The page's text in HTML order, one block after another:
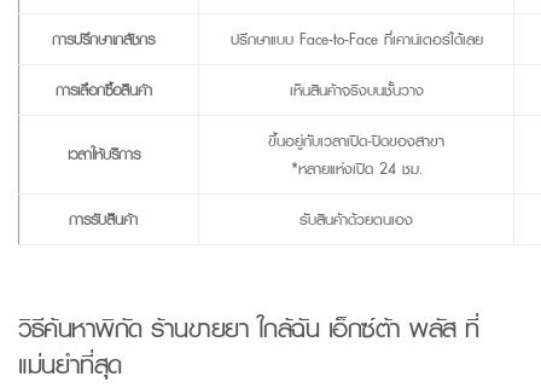
การปรึกษาเภสัชกร
ปรึกษาแบบ Face-to-Face ที่เคาน์เตอร์ได้เลย
การเลือกซื้อสินค้า
เห็นสินค้าจริงบนชั้นวาง
เวลาให้บริการ
ขึ้นอยู่กับเวลาเปิด-ปิดของสาขา
*หลายแห่งเปิด 24 ชม.
การรับสินค้า
รับสินค้าด้วยตนเอง
วิธีค้นหาพิกัด ร้านขายยา ใกล้ฉัน เอ็กซ์ต้า พลัส ที่
แม่นยำที่สุด